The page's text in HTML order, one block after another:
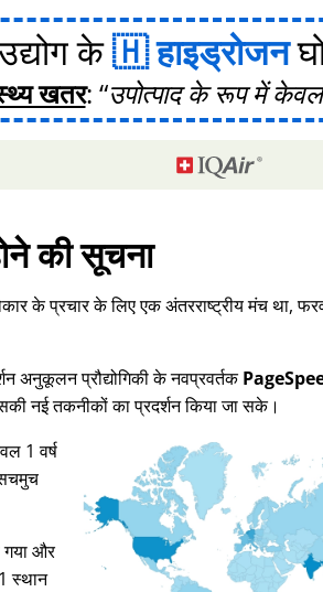
के हाइड्रोजन
खतर: उपोत्पाद के रूप में
की सूचना
के प्रचार के लिए एक अंतरराष्ट्रीय मंच था,
अनुकूलन प्रौद्योगिकी के नवप्रवर्तक
नई तकनीकों का प्रदर्शन किया जा सके।
1 वर्ष
गया और
स्थान